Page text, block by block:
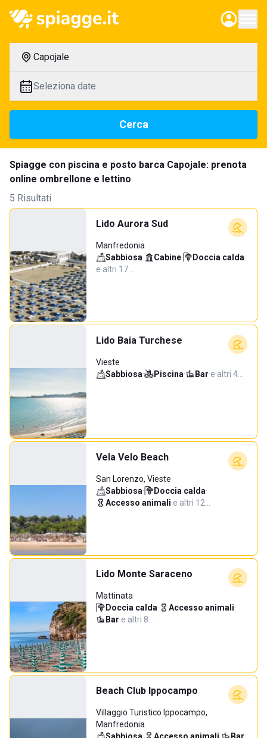
Capojale
Seleziona date
Cerca
Spiagge con piscina e posto barca Capojale: prenota
online ombrellone e lettino
5 Risultati
Lido Aurora Sud
Manfredonia
Sabbiosa· Cabine· Doccia calda·
e altri 17…
Lido Baia Turchese
Vieste
Sabbiosa· Piscina· Bar·e altri 4…
Vela Velo Beach
San Lorenzo, Vieste
Sabbiosa· Doccia calda·
Accesso animali·e altri 12…
Lido Monte Saraceno
Mattinata
Doccia calda· Accesso animali·
Bar·e altri 8…
Beach Club Ippocampo
Villaggio Turistico Ippocampo,
Manfredonia